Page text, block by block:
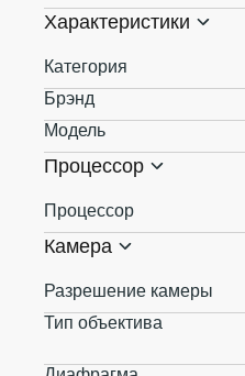
Характеристики
Категория
Брэнд
Модель
Процессор
Процессор
Камера
Разрешение камеры
Тип объектива